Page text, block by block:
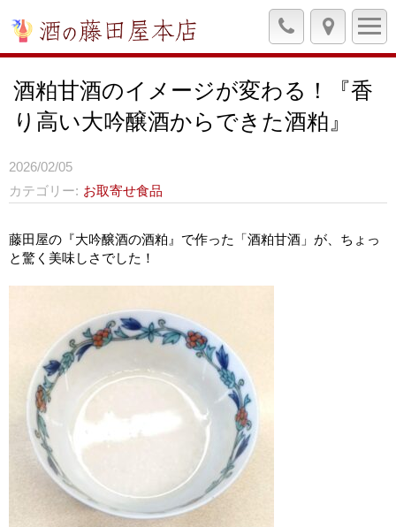
酒粕甘酒のイメージが変わる！『香
り高い大吟醸酒からできた酒粕』
2026/02/05
カテゴリー
お取寄せ食品
藤田屋の『大吟醸酒の酒粕』で作った「酒粕甘酒」が、ちょっ
と驚く美味しさでした！